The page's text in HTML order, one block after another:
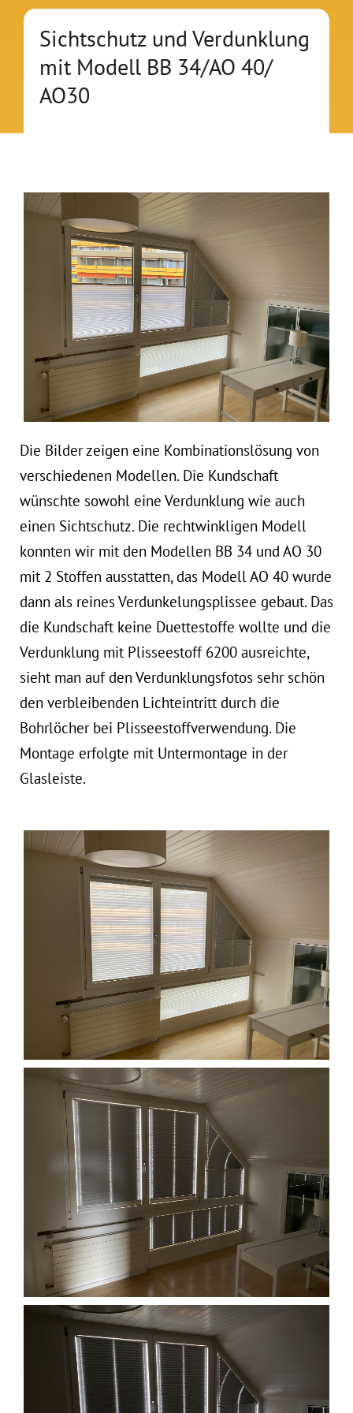
Outlet
Über uns
Sichtschutz und Verdunklung
mit Modell BB 34/AO 40/
AO30
Die Bilder zeigen eine Kombinationslösung von
verschiedenen Modellen. Die Kundschaft
wünschte sowohl eine Verdunklung wie auch
einen Sichtschutz. Die rechtwinkligen Modell
konnten wir mit den Modellen BB 34 und AO 30
mit 2 Stoffen ausstatten, das Modell AO 40 wurde
dann als reines Verdunkelungsplissee gebaut. Das
die Kundschaft keine Duettestoffe wollte und die
Verdunklung mit Plisseestoff 6200 ausreichte,
sieht man auf den Verdunklungsfotos sehr schön
den verbleibenden Lichteintritt durch die
Bohrlöcher bei Plisseestoffverwendung. Die
Montage erfolgte mit Untermontage in der
Glasleiste.